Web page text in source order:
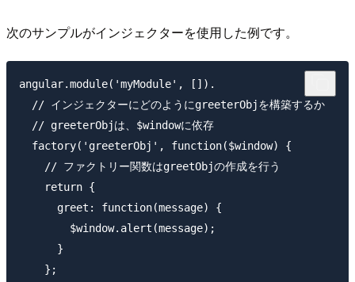
次のサンプルがインジェクターを使用した例です。
angular.module('myModule', []).
  // インジェクターにどのようにgreeterObjを構築するか
  // greeterObjは、$windowに依存
  factory('greeterObj', function($window) {
    // ファクトリー関数はgreetObjの作成を行う
    return {
      greet: function(message) {
        $window.alert(message);
      }
    };